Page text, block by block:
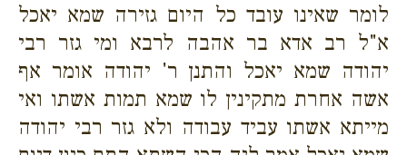
לומר שאינו עובד כל היום גזירה שמא יאכל
א"ל רב אדא בר אהבה לרבא ומי גזר רבי
יהודה שמא יאכל והתנן ר' יהודה אומר אף
אשה אחרת מתקינין לו שמא תמות אשתו ואי
מייתא אשתו עביד עבודה ולא גזר רבי יהודה